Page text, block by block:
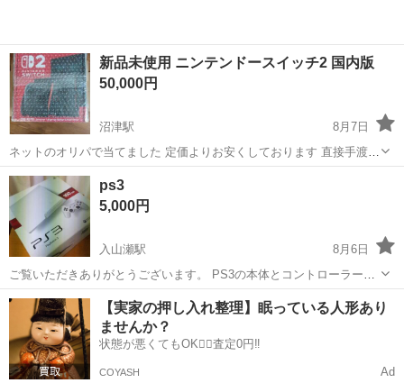
新品未使用 ニンテンドースイッチ2 国内版
50,000円
沼津駅
8月7日
ネットのオリパで当てました 定価よりお安くしております 直接手渡し
のみ、場所はご相談ください！
静岡 沼津市
ニンテンドースイッチ
ps3
5,000円
入山瀬駅
8月6日
ご覧いただきありがとうございます。 PS3の本体とコントローラーの
セットです。 動作確認済みで問題なく使用できます。 使用感はありま
すが、目立つキズや破損はありません。 ご不明点はコメントでお気軽
にどうぞ。
静岡 富士市 入山瀬駅 テレビゲーム
【実家の押し入れ整理】眠っている人形あり
ませんか？
状態が悪くてもOK🙆‍♀️査定0円‼️
COYASH Ad